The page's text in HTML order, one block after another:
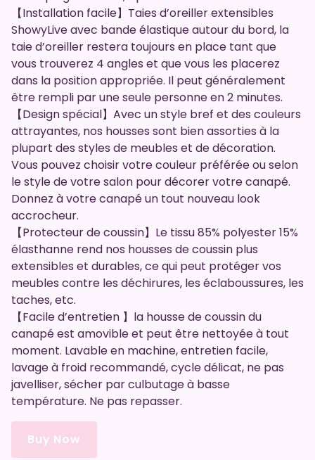
【Installation facile】Taies d’oreiller extensibles
ShowyLive avec bande élastique autour du bord, la
taie d’oreiller restera toujours en place tant que
vous trouverez 4 angles et que vous les placerez
dans la position appropriée. Il peut généralement
être rempli par une seule personne en 2 minutes.
【Design spécial】Avec un style bref et des couleurs
attrayantes, nos housses sont bien assorties à la
plupart des styles de meubles et de décoration.
Vous pouvez choisir votre couleur préférée ou selon
le style de votre salon pour décorer votre canapé.
Donnez à votre canapé un tout nouveau look
accrocheur.
【Protecteur de coussin】Le tissu 85% polyester 15%
élasthanne rend nos housses de coussin plus
extensibles et durables, ce qui peut protéger vos
meubles contre les déchirures, les éclaboussures, les
taches, etc.
【Facile d’entretien 】la housse de coussin du
canapé est amovible et peut être nettoyée à tout
moment. Lavable en machine, entretien facile,
lavage à froid recommandé, cycle délicat, ne pas
javelliser, sécher par culbutage à basse
température. Ne pas repasser.
Buy Now